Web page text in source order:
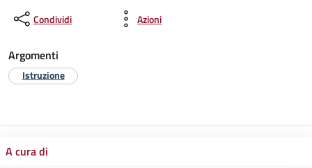
Condividi Azioni
Argomenti
Istruzione
A cura di